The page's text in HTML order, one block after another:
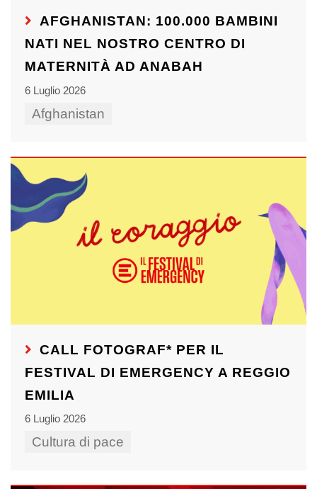
AFGHANISTAN: 100.000 BAMBINI
NATI NEL NOSTRO CENTRO DI
MATERNITÀ AD ANABAH
6 Luglio 2026
Afghanistan
CALL FOTOGRAF* PER IL
FESTIVAL DI EMERGENCY A REGGIO
EMILIA
6 Luglio 2026
Cultura di pace